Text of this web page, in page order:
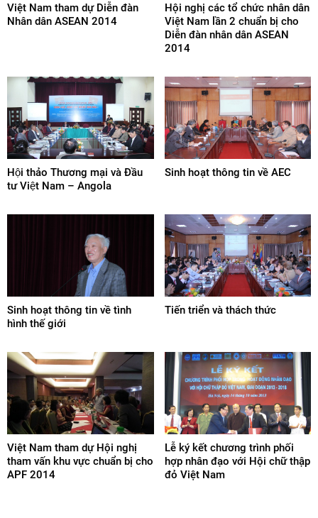
Việt Nam tham dự Diễn đàn
Nhân dân ASEAN 2014
Hội nghị các tổ chức nhân dân
Việt Nam lần 2 chuẩn bị cho
Diễn đàn nhân dân ASEAN
2014
Hội thảo Thương mại và Đầu
tư Việt Nam – Angola
Sinh hoạt thông tin về AEC
Sinh hoạt thông tin về tình
hình thế giới
Tiến triển và thách thức
Việt Nam tham dự Hội nghị
tham vấn khu vực chuẩn bị cho
APF 2014
Lễ ký kết chương trình phối
hợp nhân đạo với Hội chữ thập
đỏ Việt Nam